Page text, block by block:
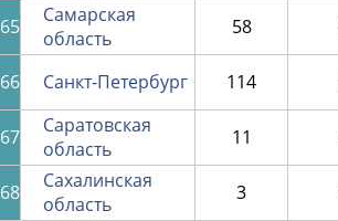
65
Самарская
область
58
66 Санкт-Петербург 114
67
Саратовская
область
11
68
Сахалинская
область
3